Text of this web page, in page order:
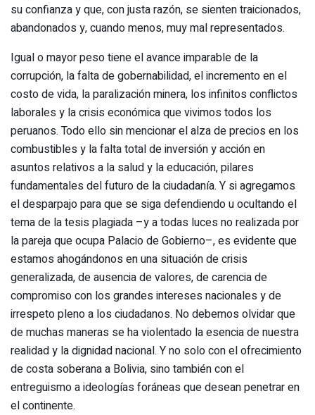
su confianza y que, con justa razón, se sienten traicionados,
abandonados y, cuando menos, muy mal representados.
Igual o mayor peso tiene el avance imparable de la
corrupción, la falta de gobernabilidad, el incremento en el
costo de vida, la paralización minera, los infinitos conflictos
laborales y la crisis económica que vivimos todos los
peruanos. Todo ello sin mencionar el alza de precios en los
combustibles y la falta total de inversión y acción en
asuntos relativos a la salud y la educación, pilares
fundamentales del futuro de la ciudadanía. Y si agregamos
el desparpajo para que se siga defendiendo u ocultando el
tema de la tesis plagiada –y a todas luces no realizada por
la pareja que ocupa Palacio de Gobierno–, es evidente que
estamos ahogándonos en una situación de crisis
generalizada, de ausencia de valores, de carencia de
compromiso con los grandes intereses nacionales y de
irrespeto pleno a los ciudadanos. No debemos olvidar que
de muchas maneras se ha violentado la esencia de nuestra
realidad y la dignidad nacional. Y no solo con el ofrecimiento
de costa soberana a Bolivia, sino también con el
entreguismo a ideologías foráneas que desean penetrar en
el continente.